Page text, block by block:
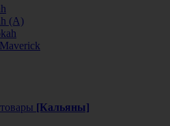
(А)
[Кальяны]